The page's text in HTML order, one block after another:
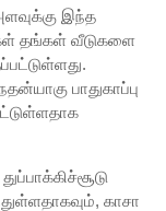
இந்த
தங்கள் வீடுகளை
பாதுகாப்பு
காசா